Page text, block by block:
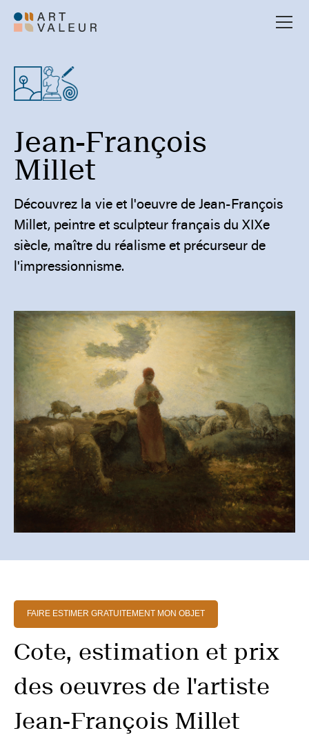
⁠Jean-François
Millet
Découvrez la vie et l'oeuvre de Jean-François
Millet, peintre et sculpteur français du XIXe
siècle, maître du réalisme et précurseur de
l'impressionnisme.
FAIRE ESTIMER GRATUITEMENT MON OBJET
Cote, estimation et prix
des oeuvres de l'artiste
⁠Jean-François Millet